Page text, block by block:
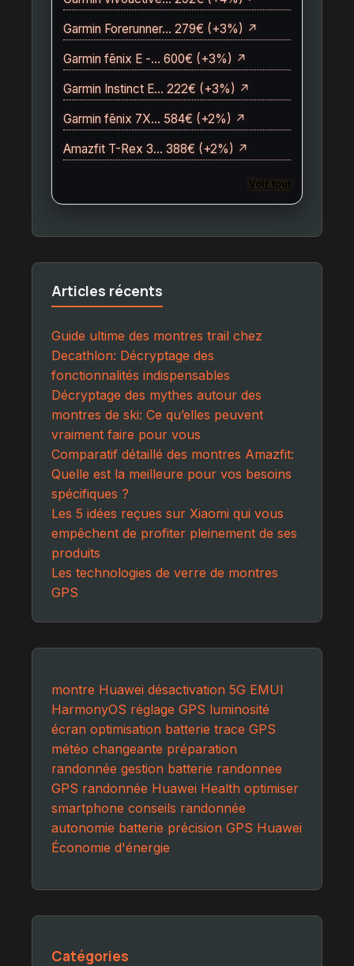
Garmin Forerunner… 279€ (+3%) ↗
Garmin fēnix E -… 600€ (+3%) ↗
Garmin Instinct E… 222€ (+3%) ↗
Garmin fēnix 7X… 584€ (+2%) ↗
Amazfit T-Rex 3… 388€ (+2%) ↗
Voir tout
Articles récents
Guide ultime des montres trail chez
Decathlon: Décryptage des
fonctionnalités indispensables
Décryptage des mythes autour des
montres de ski: Ce qu’elles peuvent
vraiment faire pour vous
Comparatif détaillé des montres Amazfit:
Quelle est la meilleure pour vos besoins
spécifiques ?
Les 5 idées reçues sur Xiaomi qui vous
empêchent de profiter pleinement de ses
produits
Les technologies de verre de montres
GPS
montre Huawei désactivation 5G EMUI
HarmonyOS réglage GPS luminosité
écran optimisation batterie trace GPS
météo changeante préparation
randonnée gestion batterie randonnee
GPS randonnée Huawei Health optimiser
smartphone conseils randonnée
autonomie batterie précision GPS Huawei
Économie d'énergie
Catégories